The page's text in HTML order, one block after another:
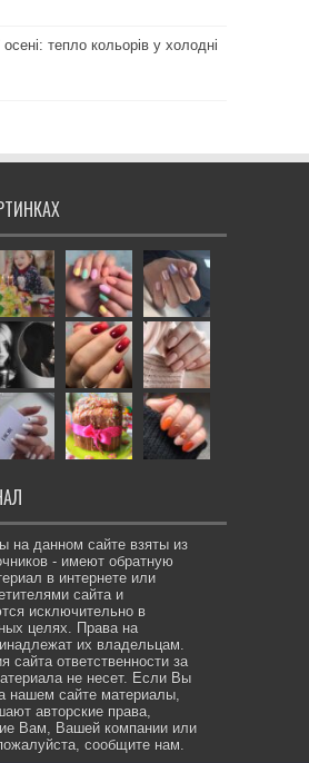
осені: тепло кольорів у холодні
на данном сайте взяты из
- имеют обратную
в интернете или
сайта и
исключительно в
целях. Права на
их владельцам.
сайта ответственности за
не несет. Если Вы
нашем сайте материалы,
авторские права,
Вам, Вашей компании или
сообщите нам.